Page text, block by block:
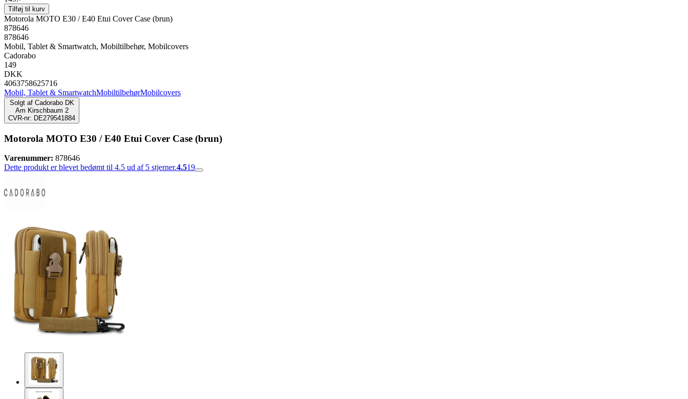
Tilføj til kurv
Motorola MOTO E30 / E40 Etui Cover Case (brun)
878646
878646
Mobil, Tablet & Smartwatch, Mobiltilbehør, Mobilcovers
Cadorabo
149
DKK
4063758625716
Mobil, Tablet & SmartwatchMobiltilbehørMobilcovers
Solgt af Cadorabo DK
Am Kirschbaum 2
CVR-nr: DE279541884
Motorola MOTO E30 / E40 Etui Cover Case (brun)
Varenummer: 878646
Dette produkt er blevet bedømt til 4.5 ud af 5 stjerner.4.519